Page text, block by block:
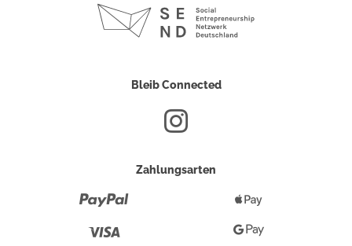
Bleib Connected
Zahlungsarten
Pay
Google